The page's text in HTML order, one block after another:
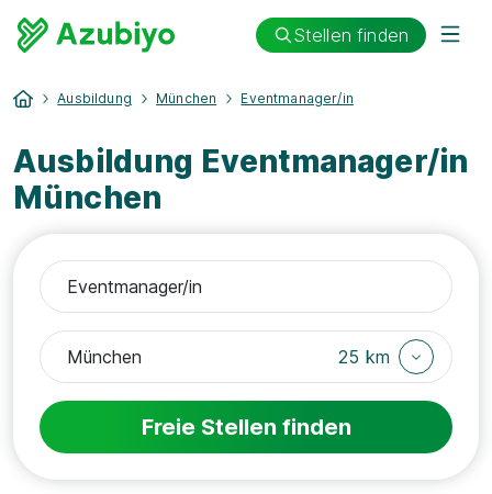
Stellen finden
Ausbildung München Eventmanager/in
Ausbildung Eventmanager/in
München
25 km
Freie Stellen finden